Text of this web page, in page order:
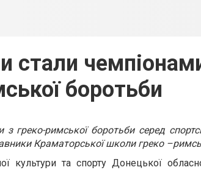
боротьби
з греко-римської боротьби серед
Краматорської школи греко
культури та спорту Донецької